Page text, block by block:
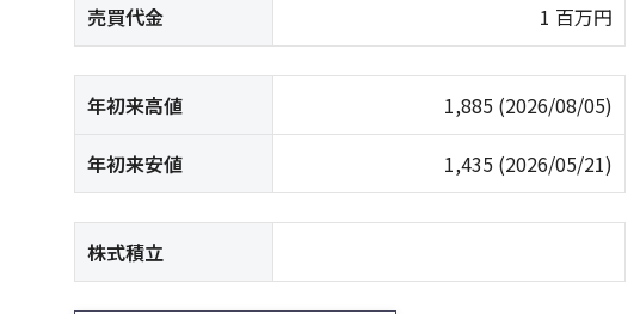
売買代金 1 百万円
年初来高値 1,885 (2026/08/05)
年初来安値 1,435 (2026/05/21)
株式積立